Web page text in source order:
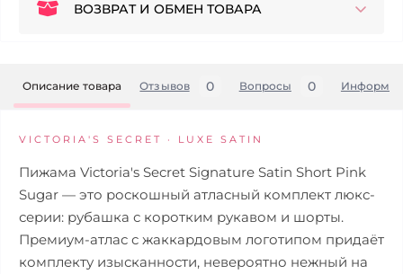
ВОЗВРАТ И ОБМЕН ТОВАРА
Описание товара Отзывов 0 Вопросы 0
VICTORIA'S SECRET · LUXE SATIN
Пижама Victoria's Secret Signature Satin Short Pink
Sugar — это роскошный атласный комплект люкс-
серии: рубашка с коротким рукавом и шорты.
Премиум-атлас с жаккардовым логотипом придаёт
комплекту изысканности, невероятно нежный на